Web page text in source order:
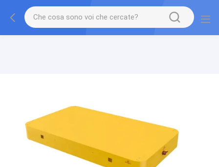
gtag('config', 'G-QWE9HWC3PF', {cookie_flags:
"SameSite=None;Secure"});